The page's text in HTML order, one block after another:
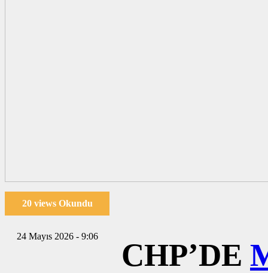
20 views Okundu
24 Mayıs 2026 - 9:06
CHP’DE